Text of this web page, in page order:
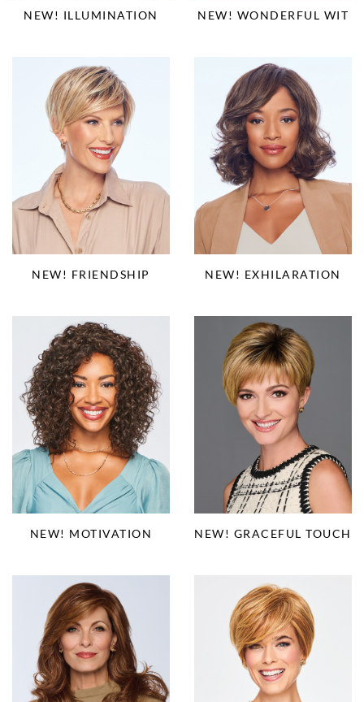
NEW! ILLUMINATION NEW! WONDERFUL WIT
NEW! FRIENDSHIP NEW! EXHILARATION
NEW! MOTIVATION NEW! GRACEFUL TOUCH